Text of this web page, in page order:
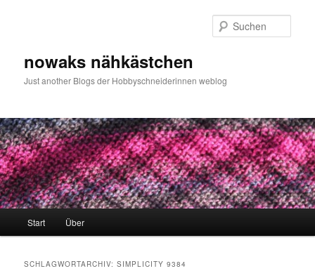
nowaks nähkästchen
Just another Blogs der Hobbyschneiderinnen weblog
Start Über
SCHLAGWORTARCHIV:SIMPLICITY 9384